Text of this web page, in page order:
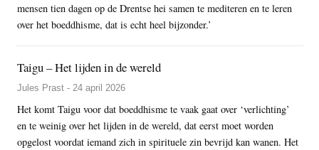
mensen tien dagen op de Drentse hei samen te mediteren en te leren
over het boeddhisme, dat is echt heel bijzonder.’
Taigu – Het lijden in de wereld
Jules Prast - 24 april 2026
Het komt Taigu voor dat boeddhisme te vaak gaat over ‘verlichting’
en te weinig over het lijden in de wereld, dat eerst moet worden
opgelost voordat iemand zich in spirituele zin bevrijd kan wanen. Het